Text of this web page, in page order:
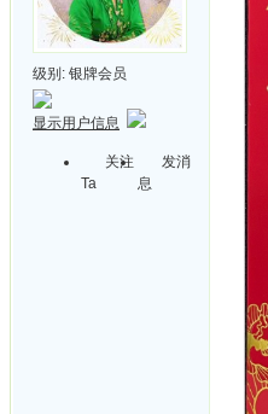
级别: 银牌会员
显示用户信息
关注
Ta
发消
息